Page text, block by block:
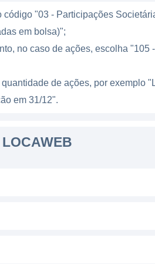
sólida e diversificada
da empresa de se
de fornecer soluções
investe continuamente
visando sempre a
com a sustentabilidade,
garantindo que seus
"03 - Participações
em bolsa)";
no caso de ações, escolha "105
de ações, por exemplo
em 31/12".